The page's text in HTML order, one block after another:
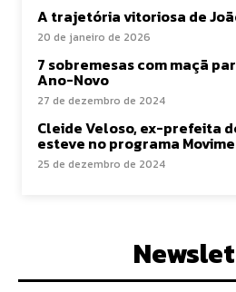
A trajetória vitoriosa de
20 de janeiro de 2026
7 sobremesas com maçã
Ano-Novo
27 de dezembro de 2024
Cleide Veloso, ex-prefeita
esteve no programa
25 de dezembro de 2024